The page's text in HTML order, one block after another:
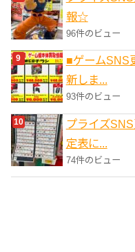
報☆
96件のビュー
■ゲームSNS
新しま...
93件のビュー
プライズ
定表に...
74件のビュー